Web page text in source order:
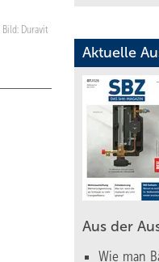
Bild: Duravit
Aktuelle
Aus der
Wie man